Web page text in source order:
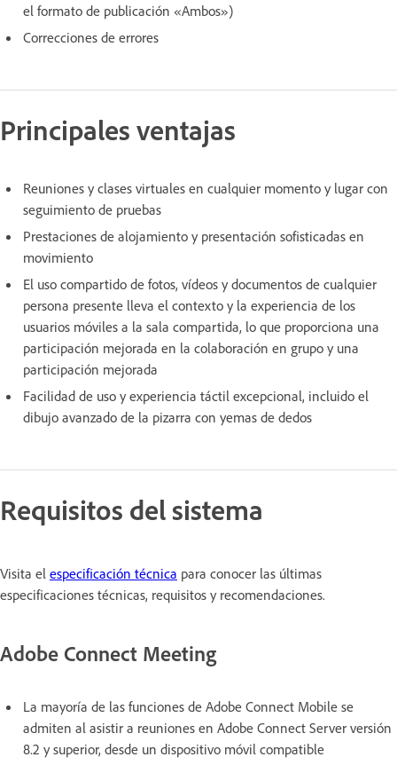
el formato de publicación «Ambos»)
Correcciones de errores
Principales ventajas
Reuniones y clases virtuales en cualquier momento y lugar con
seguimiento de pruebas
Prestaciones de alojamiento y presentación sofisticadas en
movimiento
El uso compartido de fotos, vídeos y documentos de cualquier
persona presente lleva el contexto y la experiencia de los
usuarios móviles a la sala compartida, lo que proporciona una
participación mejorada en la colaboración en grupo y una
participación mejorada
Facilidad de uso y experiencia táctil excepcional, incluido el
dibujo avanzado de la pizarra con yemas de dedos
Requisitos del sistema
Visita el especificación técnica para conocer las últimas
especificaciones técnicas, requisitos y recomendaciones.
Adobe Connect Meeting
La mayoría de las funciones de Adobe Connect Mobile se
admiten al asistir a reuniones en Adobe Connect Server versión
8.2 y superior, desde un dispositivo móvil compatible